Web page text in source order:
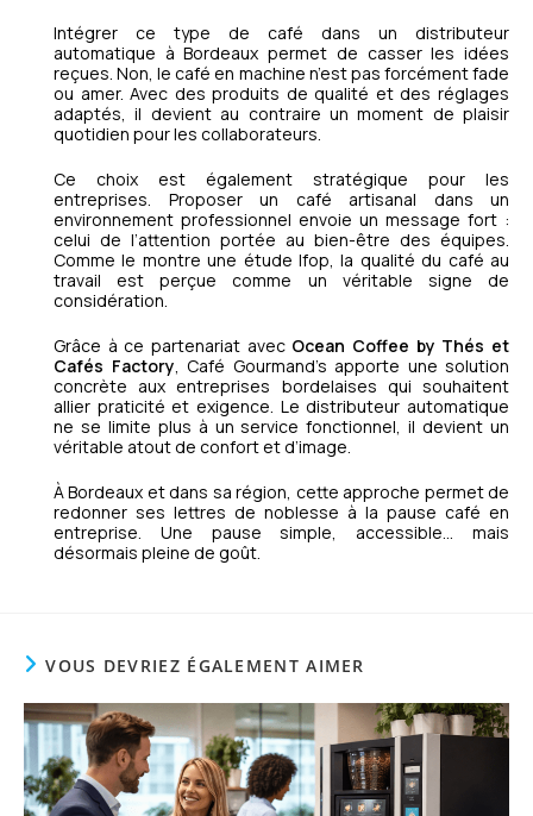
Intégrer ce type de café dans un distributeur
automatique à Bordeaux permet de casser les idées
reçues. Non, le café en machine n’est pas forcément fade
ou amer. Avec des produits de qualité et des réglages
adaptés, il devient au contraire un moment de plaisir
quotidien pour les collaborateurs.
Ce choix est également stratégique pour les
entreprises. Proposer un café artisanal dans un
environnement professionnel envoie un message fort :
celui de l’attention portée au bien-être des équipes.
Comme le montre une étude Ifop, la qualité du café au
travail est perçue comme un véritable signe de
considération.
Grâce à ce partenariat avec Ocean Coffee by Thés et
Cafés Factory , Café Gourmand’s apporte une solution
concrète aux entreprises bordelaises qui souhaitent
allier praticité et exigence. Le distributeur automatique
ne se limite plus à un service fonctionnel, il devient un
véritable atout de confort et d’image.
À Bordeaux et dans sa région, cette approche permet de
redonner ses lettres de noblesse à la pause café en
entreprise. Une pause simple, accessible… mais
désormais pleine de goût.
VOUS DEVRIEZ ÉGALEMENT AIMER